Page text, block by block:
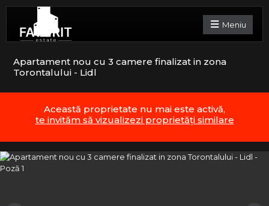
Meniu
Apartament nou cu 3 camere finalizat in zona
Torontalului - Lidl
Această proprietate nu mai este activă,
te invităm să vizualizezi proprietăți similare